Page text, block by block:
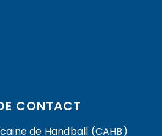
CONTACT
de Handball (CAHB)